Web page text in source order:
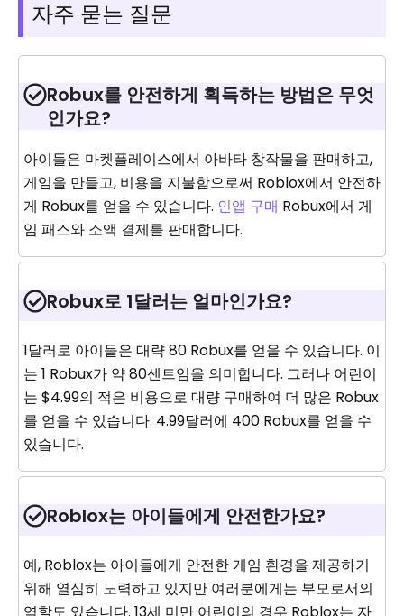
자주 묻는 질문
Robux를 안전하게 획득하는 방법은 무엇
인가요?
아이들은 마켓플레이스에서 아바타 창작물을 판매하고,
게임을 만들고, 비용을 지불함으로써 Roblox에서 안전하
게 Robux를 얻을 수 있습니다. 인앱 구매 Robux에서 게
임 패스와 소액 결제를 판매합니다.
Robux로 1달러는 얼마인가요?
1달러로 아이들은 대략 80 Robux를 얻을 수 있습니다. 이
는 1 Robux가 약 80센트임을 의미합니다. 그러나 어린이
는 $4.99의 적은 비용으로 대량 구매하여 더 많은 Robux
를 얻을 수 있습니다. 4.99달러에 400 Robux를 얻을 수
있습니다.
Roblox는 아이들에게 안전한가요?
예, Roblox는 아이들에게 안전한 게임 환경을 제공하기
위해 열심히 노력하고 있지만 여러분에게는 부모로서의